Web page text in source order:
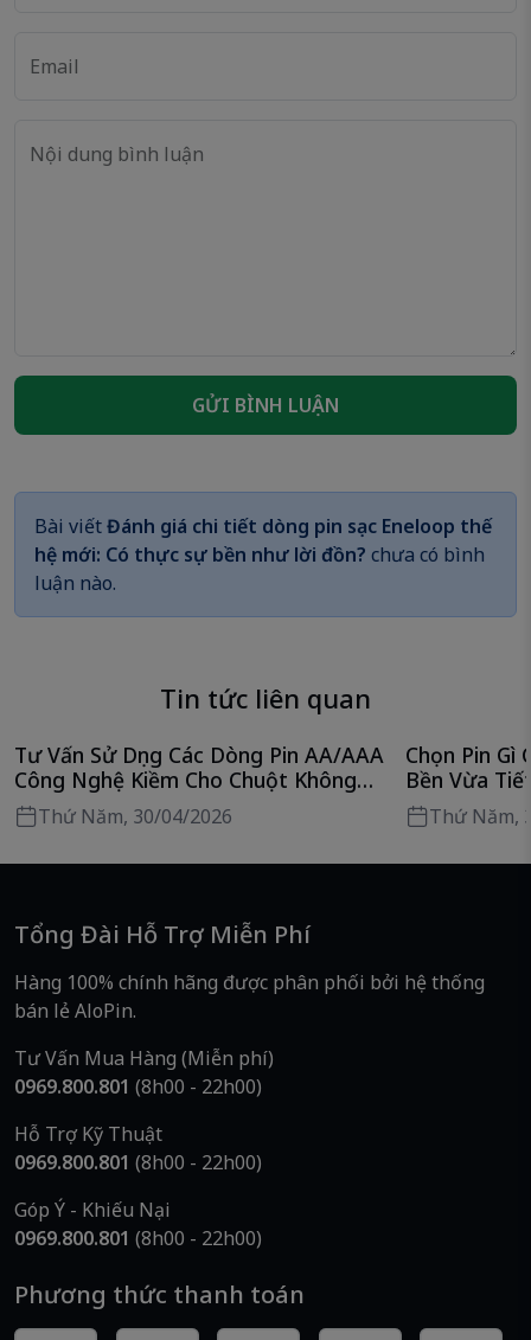
Email
Nội dung bình luận
GỬI BÌNH LUẬN
Bài viếtĐánh giá chi tiết dòng pin sạc Eneloop thế
hệ mới: Có thực sự bền như lời đồn? chưa có bình
luận nào.
Tin tức liên quan
Tư Vấn Sử Dụng Các Dòng Pin AA/AAA
Công Nghệ Kiềm Cho Chuột Không
Dây Tối Ưu Nhất
Thứ Năm, 30/04/2026
Chọn Pin Gì
Bền Vừa
Thứ Năm,
Tổng Đài Hỗ Trợ Miễn Phí
Hàng 100% chính hãng được phân phối bởi hệ thống
bán lẻ AloPin.
Tư Vấn Mua Hàng (Miễn phí)
0969.800.801 (8h00 - 22h00)
Hỗ Trợ Kỹ Thuật
0969.800.801 (8h00 - 22h00)
Góp Ý - Khiếu Nại
0969.800.801 (8h00 - 22h00)
Phương thức thanh toán